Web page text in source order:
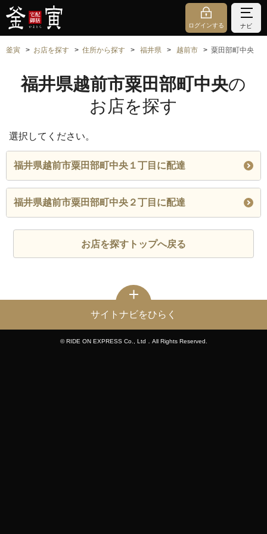
ログインする ナビ
釜寅 お店を探す 住所から探す 福井県 越前市 粟田部町中央
福井県越前市粟田部町中央の
お店を探す
選択してください。
福井県越前市粟田部町中央１丁目に配達
福井県越前市粟田部町中央２丁目に配達
お店を探すトップへ戻る
サイトナビをひらく
© RIDE ON EXPRESS Co., Ltd．All Rights Reserved.